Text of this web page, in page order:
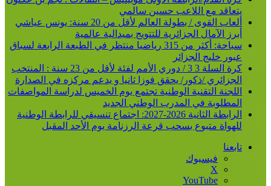
يتعاقد مع اللاعب حسين سالمي
ألعاب القوى / بطولة العالم لأقل من 20 سنة: يونس عياشي
أبرز الآمال الجزائرية للتتويج بميدالية عالمية
سباحة: أكثر من 315 رياضيا منتظر في الطبعة الرابعة لسباق
عبور خليج الجزائر
كرة السلة 3 3 / دوري الأمم لفئة لأقل من 23 سنة : المنتخب
الجزائري /ذكور/ يحقق فوزا ثانيا و يدعم مركزه في الصدارة
اللجنة التقنية الوطنية تجتمع يوم الخميس لدراسة المواصفات
المطلوبة في المدرب الوطني الجديد
الرابطة الثانية 2026-2027: اجتماع تنسيقي للرابطة الوطنية
للهواة متبوع بسحب قرعة الرزنامة يوم الأحد المقبل
تابعنا
فيسبوك
‫X
‫YouTube